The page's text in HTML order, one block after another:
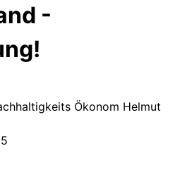
-
Ökonom Helmut